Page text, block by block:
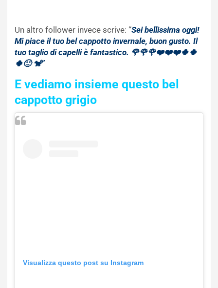
Un altro follower invece scrive: “Sei bellissima oggi!
Mi piace il tuo bel cappotto invernale, buon gusto. Il
tuo taglio di capelli è fantastico. 🌹🌹🌹❤️❤️❤️🍀🍀
🍀🙂 🐒”
E vediamo insieme questo bel
cappotto grigio
Visualizza questo post su Instagram